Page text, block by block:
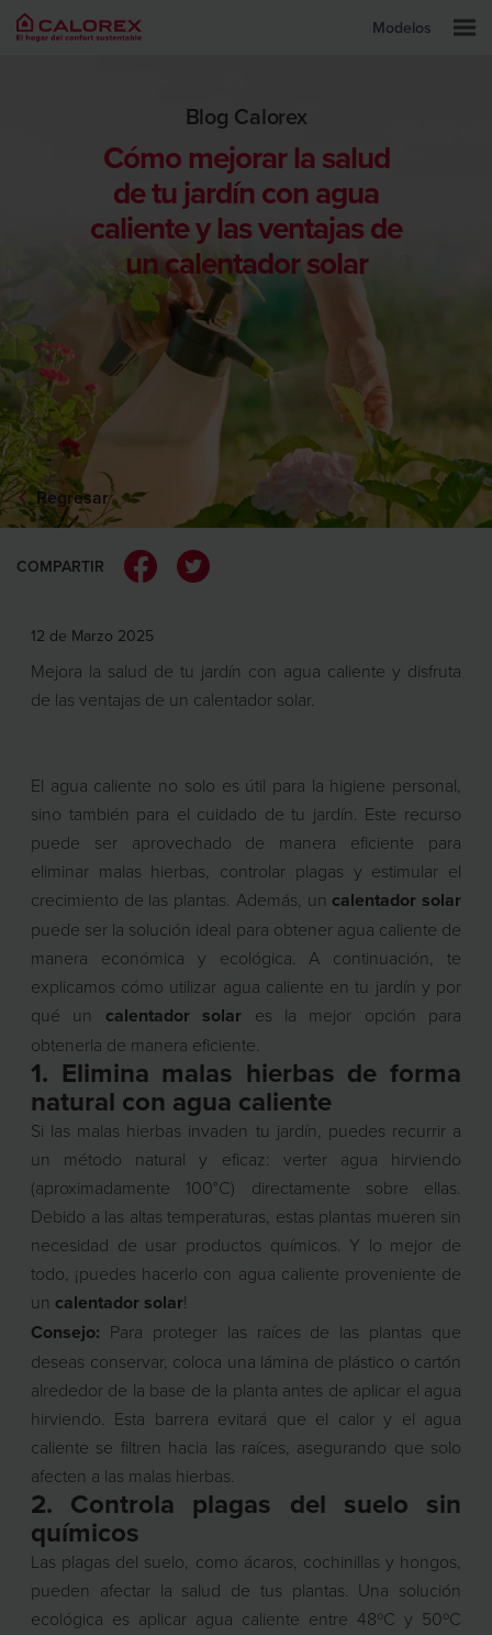
Modelos
Cómo mejorar la salud
de tu jardín con agua
caliente y las ventajas de
un calentador solar
Blog Calorex
Regresar
COMPARTIR
12 de Marzo 2025
Mejora la salud de tu jardín con agua caliente y disfruta
de las ventajas de un calentador solar.
El agua caliente no solo es útil para la higiene personal,
sino también para el cuidado de tu jardín. Este recurso
puede ser aprovechado de manera eficiente para
eliminar malas hierbas, controlar plagas y estimular el
crecimiento de las plantas. Además, un calentador solar
puede ser la solución ideal para obtener agua caliente de
manera económica y ecológica. A continuación, te
explicamos cómo utilizar agua caliente en tu jardín y por
qué un calentador solar es la mejor opción para
obtenerla de manera eficiente.
1. Elimina malas hierbas de forma
natural con agua caliente
Si las malas hierbas invaden tu jardín, puedes recurrir a
un método natural y eficaz: verter agua hirviendo
(aproximadamente 100°C) directamente sobre ellas.
Debido a las altas temperaturas, estas plantas mueren sin
necesidad de usar productos químicos. Y lo mejor de
todo, ¡puedes hacerlo con agua caliente proveniente de
un calentador solar!
Consejo: Para proteger las raíces de las plantas que
deseas conservar, coloca una lámina de plástico o cartón
alrededor de la base de la planta antes de aplicar el agua
hirviendo. Esta barrera evitará que el calor y el agua
caliente se filtren hacia las raíces, asegurando que solo
afecten a las malas hierbas.
2. Controla plagas del suelo sin
químicos
Las plagas del suelo, como ácaros, cochinillas y hongos,
pueden afectar la salud de tus plantas. Una solución
ecológica es aplicar agua caliente entre 48ºC y 50ºC